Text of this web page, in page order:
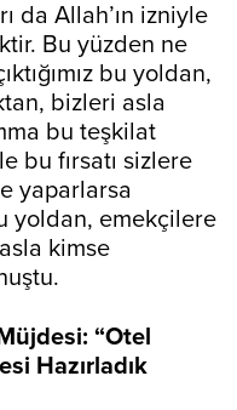
da Allah’ın izniyle
Bu yüzden ne
bu yoldan,
bizleri asla
bu teşkilat
bu fırsatı sizlere
yaparlarsa
yoldan, emekçilere
kimse
“Otel
Hazırladık